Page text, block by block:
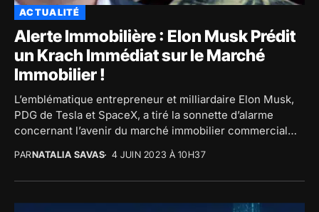
ACTUALITÉ
Alerte Immobilière : Elon Musk Prédit
un Krach Immédiat sur le Marché
Immobilier !
L’emblématique entrepreneur et milliardaire Elon Musk,
PDG de Tesla et SpaceX, a tiré la sonnette d’alarme
concernant l’avenir du marché immobilier commercial
PARNATALIA SAVAS 4 JUIN 2023 À 10H37